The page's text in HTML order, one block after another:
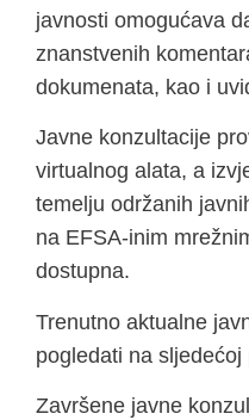
javnosti omogućava
znanstvenih
dokumenata, kao i
Javne konzultacije
virtualnog alata, a
temelju održanih
na EFSA-inim
dostupna.
Trenutno aktualne
pogledati na sljedećoj
Završene javne